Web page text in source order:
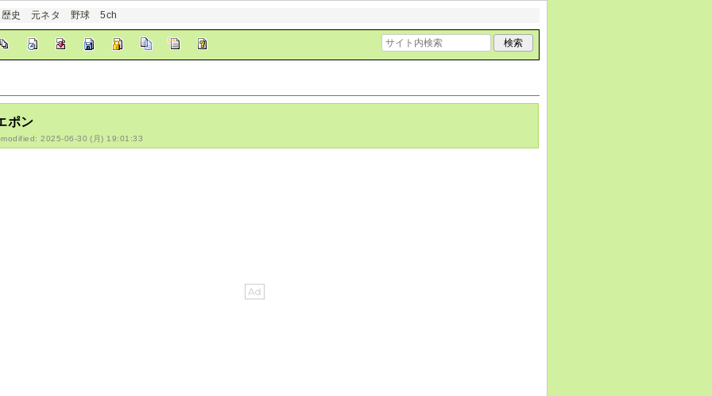
史 元ネタ 野球 5ch
ポン
2025-06-30 (月) 19:01:33